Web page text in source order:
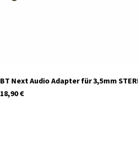
BT Next Audio Adapter für 3,5mm
€
18,90